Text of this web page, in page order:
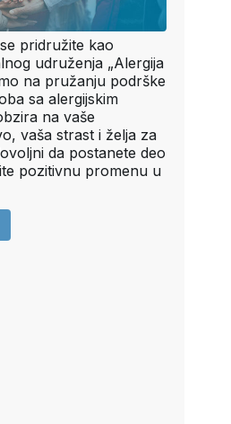
pridružite kao
udruženja „Alergija
na pružanju podrške
sa alergijskim
na vaše
vaša strast i želja za
da postanete deo
pozitivnu promenu u